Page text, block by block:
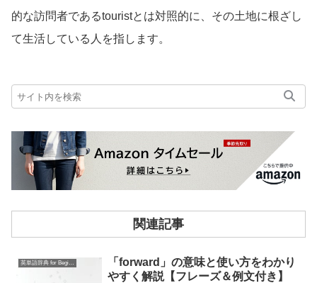
的な訪問者であるtouristとは対照的に、その土地に根ざし
て生活している人を指します。
関連記事
英単語辞典 for Beginners
「forward」の意味と使い方をわかり
やすく解説【フレーズ＆例文付き】